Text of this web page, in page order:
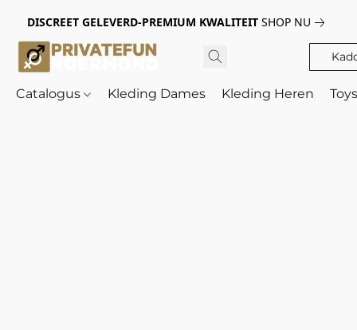
DISCREET GELEVERD-PREMIUM KWALITEIT SHOP NU
Catalogus Kleding Dames Kleding Heren